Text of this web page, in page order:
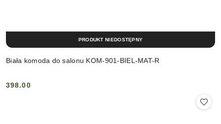
Biała komoda do salonu KOM-901-BIEL-MAT-R
Cena:
398.00
PRODUKT NIEDOSTĘPNY